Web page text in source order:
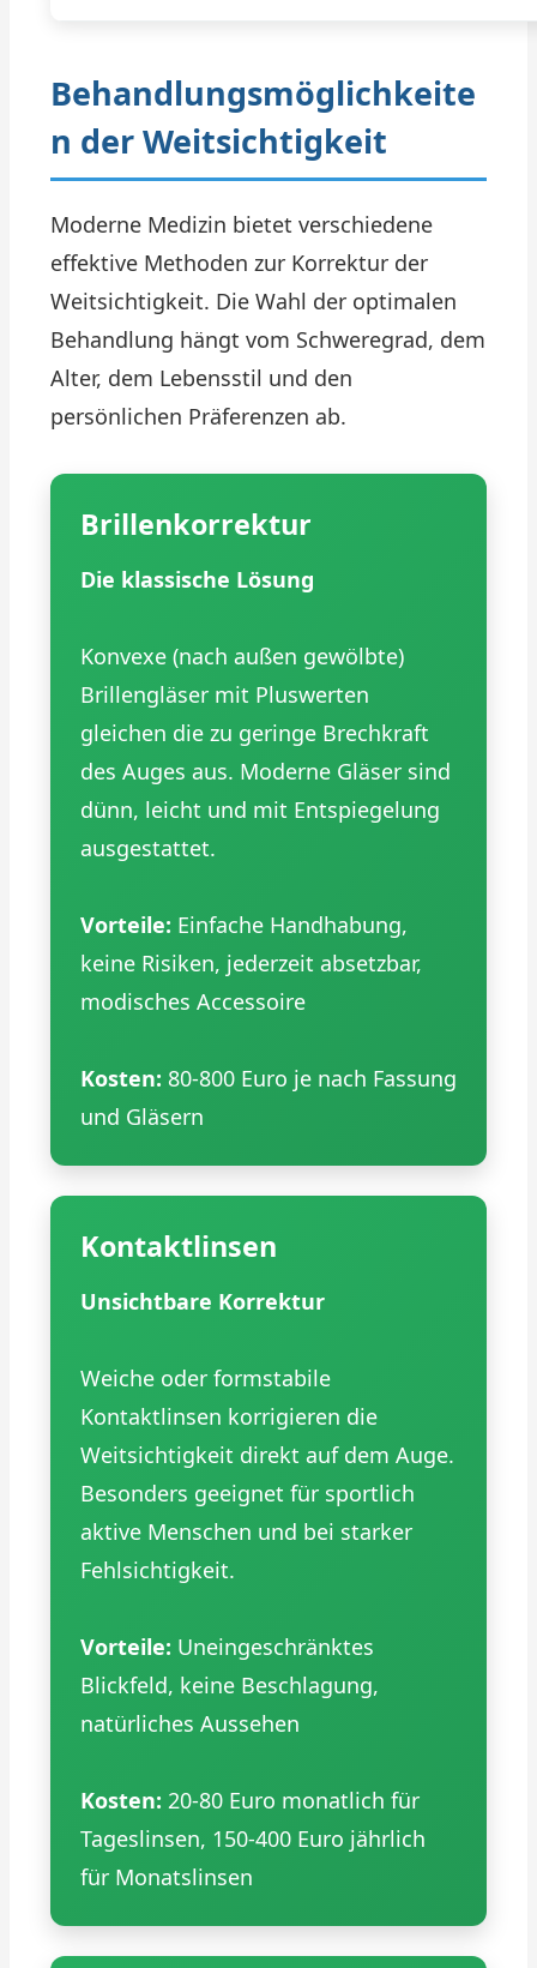
Behandlungsmöglichkeite
n der Weitsichtigkeit
Moderne Medizin bietet verschiedene
effektive Methoden zur Korrektur der
Weitsichtigkeit. Die Wahl der optimalen
Behandlung hängt vom Schweregrad, dem
Alter, dem Lebensstil und den
persönlichen Präferenzen ab.
Brillenkorrektur
Die klassische Lösung
Konvexe (nach außen gewölbte)
Brillengläser mit Pluswerten
gleichen die zu geringe Brechkraft
des Auges aus. Moderne Gläser sind
dünn, leicht und mit Entspiegelung
ausgestattet.
Vorteile: Einfache Handhabung,
keine Risiken, jederzeit absetzbar,
modisches Accessoire
Kosten: 80-800 Euro je nach Fassung
und Gläsern
Kontaktlinsen
Unsichtbare Korrektur
Weiche oder formstabile
Kontaktlinsen korrigieren die
Weitsichtigkeit direkt auf dem Auge.
Besonders geeignet für sportlich
aktive Menschen und bei starker
Fehlsichtigkeit.
Vorteile: Uneingeschränktes
Blickfeld, keine Beschlagung,
natürliches Aussehen
Kosten: 20-80 Euro monatlich für
Tageslinsen, 150-400 Euro jährlich
für Monatslinsen